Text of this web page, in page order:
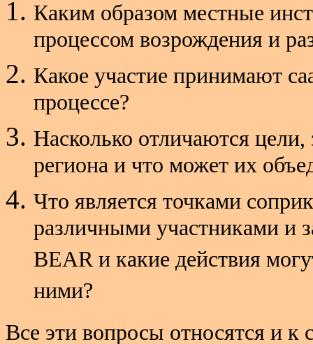
Каким образом местные
процессом возрождения и
Какое участие принимают
процессе?
Насколько отличаются
региона и что может их
Что является точками
различными участниками и
BEAR и какие действия
ними?
Все эти вопросы относятся и к